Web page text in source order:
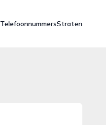
TelefoonnummersStraten